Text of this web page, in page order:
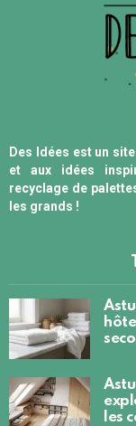
Des Idées est un
et aux idées
recyclage de
les grands !
les